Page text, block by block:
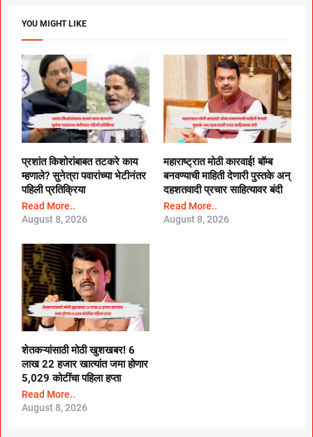
YOU MIGHT LIKE
प्रशांत किशोरांबाबत तटकरे काय
म्हणाले? सुनेत्रा पवारांच्या भेटीनंतर
पहिली प्रतिक्रिया
Read More..
August 8, 2026
महाराष्ट्रात मोठी कारवाई! बॉम्ब
बनवण्याची माहिती देणारी पुस्तके अन्
दहशतवादी प्रचार साहित्यावर बंदी
Read More..
August 8, 2026
शेतकऱ्यांसाठी मोठी खुशखबर! 6
लाख 22 हजार खात्यांत जमा होणार
5,029 कोटींचा पहिला हप्ता
Read More..
August 8, 2026